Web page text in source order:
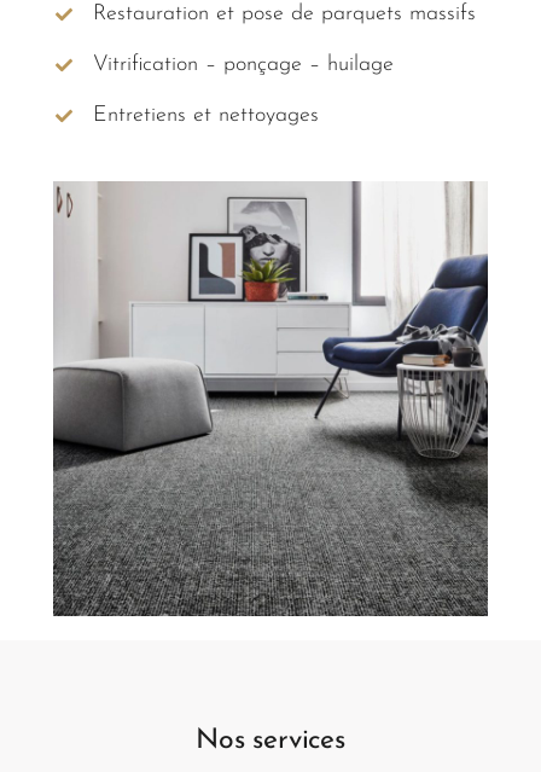
Restauration et pose de parquets massifs
Vitrification – ponçage – huilage
Entretiens et nettoyages
Nos services